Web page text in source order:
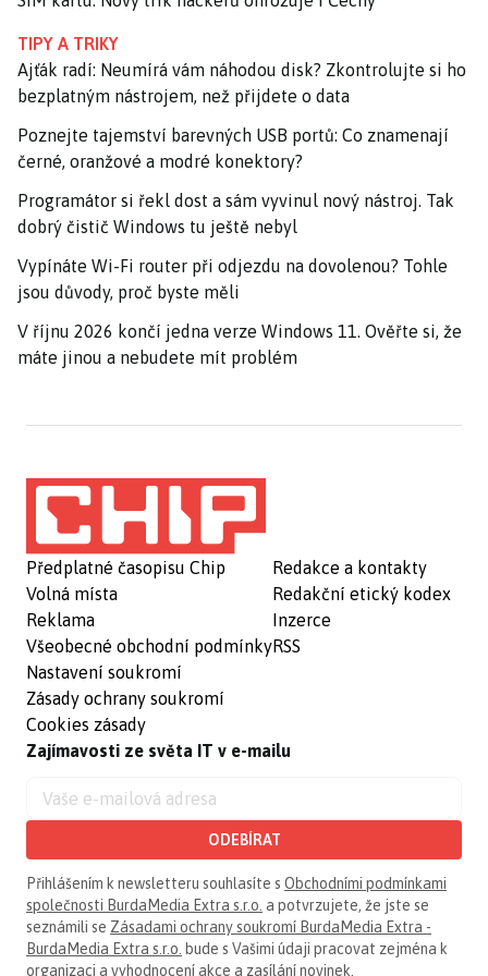
TIPY A TRIKY
Ajťák radí: Neumírá vám náhodou disk? Zkontrolujte si ho
bezplatným nástrojem, než přijdete o data
Poznejte tajemství barevných USB portů: Co znamenají
černé, oranžové a modré konektory?
Programátor si řekl dost a sám vyvinul nový nástroj. Tak
dobrý čistič Windows tu ještě nebyl
Vypínáte Wi-Fi router při odjezdu na dovolenou? Tohle
jsou důvody, proč byste měli
V říjnu 2026 končí jedna verze Windows 11. Ověřte si, že
máte jinou a nebudete mít problém
Předplatné časopisu Chip
Volná místa
Reklama
Všeobecné obchodní podmínky
Nastavení soukromí
Zásady ochrany soukromí
Cookies zásady
Redakce a kontakty
Redakční etický kodex
Inzerce
RSS
Zajímavosti ze světa IT v e-mailu
ODEBÍRAT
Přihlášením k newsletteru souhlasíte s Obchodními podmínkami
společnosti BurdaMedia Extra s.r.o. a potvrzujete, že jste se
seznámili se Zásadami ochrany soukromí BurdaMedia Extra -
BurdaMedia Extra s.r.o. bude s Vašimi údaji pracovat zejména k
organizaci a vyhodnocení akce a zasílání novinek.